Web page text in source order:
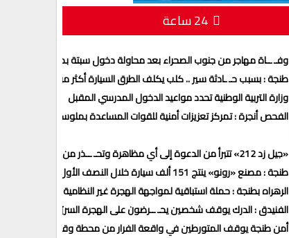
وفـ ــاة مهاجر من جنوب الصحراء بعد محاولة دخول سبتة بمظلة شراعية
طنجة : بسبب حـ ـادثة سير .. كلب يكلف الطرق السيارة أكثر من 17 مليون سنتيم
وزارة التربية الوطنية تحدد مواعيد الدخول المدرسي المقبل
الفحص أنجرة : تمركز تعزيزات أمنية للقوات المساعدة بملوسة للاستجابة
«جيل زد 212» تتبرأ من الدعوة إلى أي مظاهرة وتحـ ــذر من منشورات وهمية
طنجة : مصنع «رونو» ينتج 151 ألف سيارة خلال النصف الأول من 2026
الرهراه بطنجة : حملة استباقية لمواجهة الهجرة غير النظامية تنفيذا لتعليمات
الفنيدق : الدرك يوقف شخصين يحـ ــرضون على الهجرة السريّة عبر تطبيق
أمن طنجة يوقف المتورطين في واقعة الفرار من محطة وقود بعد تزويد